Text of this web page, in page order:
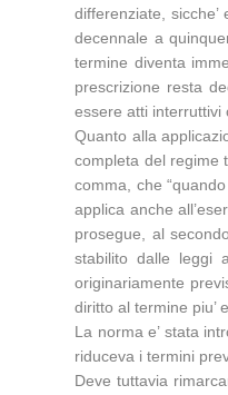
differenziate,
decennale a
termine diventa
prescrizione resta
essere atti interruttivi
Quanto alla
completa del regime
comma, che
applica anche
prosegue, al
stabilito dalle leggi
originariamente
diritto al termine piu’
La norma e’ stata
riduceva i termini
Deve tuttavia